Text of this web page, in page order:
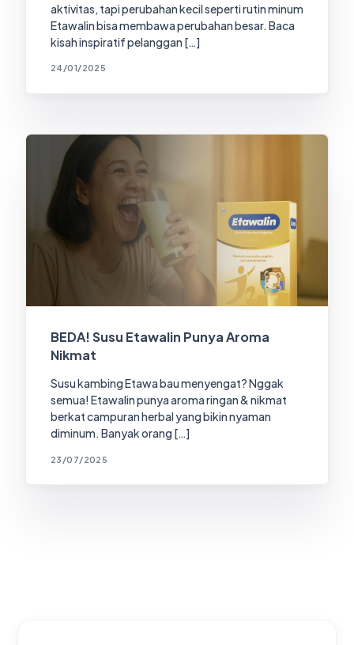
aktivitas, tapi perubahan kecil seperti rutin minum
Etawalin bisa membawa perubahan besar. Baca
kisah inspiratif pelanggan […]
24/01/2025
BEDA! Susu Etawalin Punya Aroma
Nikmat
Susu kambing Etawa bau menyengat? Nggak
semua! Etawalin punya aroma ringan & nikmat
berkat campuran herbal yang bikin nyaman
diminum. Banyak orang […]
23/07/2025